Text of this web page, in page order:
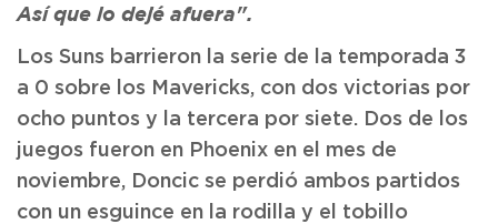
Así que lo dejé afuera".
Los Suns barrieron la serie de la temporada 3
a 0 sobre los Mavericks, con dos victorias por
ocho puntos y la tercera por siete. Dos de los
juegos fueron en Phoenix en el mes de
noviembre, Doncic se perdió ambos partidos
con un esguince en la rodilla y el tobillo